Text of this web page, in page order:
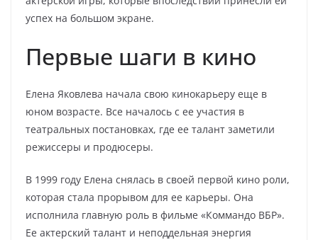
успех на большом экране.
Первые шаги в кино
Елена Яковлева начала свою кинокарьеру еще в
юном возрасте. Все началось с ее участия в
театральных постановках, где ее талант заметили
режиссеры и продюсеры.
В 1999 году Елена снялась в своей первой кино роли,
которая стала прорывом для ее карьеры. Она
исполнила главную роль в фильме «Коммандо ВБР».
Ее актерский талант и неподдельная энергия